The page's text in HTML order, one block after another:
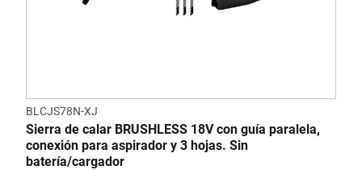
BLCJS78N-XJ
Sierra de calar BRUSHLESS 18V con guía paralela,
conexión para aspirador y 3 hojas. Sin
batería/cargador